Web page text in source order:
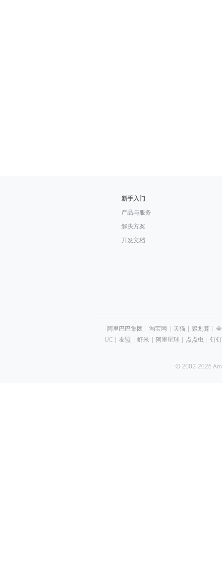
新手入门
产品与服务
解决方案
开发文档
阿里巴巴集团 | 淘宝网 | 天猫| 聚划算 |
UC| 友盟 | 虾米 | 阿里星球| 点点虫 | 钉钉
© 2002-2026